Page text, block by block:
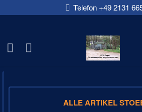
Telefon +49 2131
NFM-
ALLE ARTIKEL